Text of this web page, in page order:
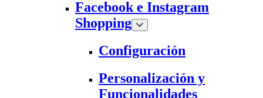
Facebook e Instagram
Shopping
Configuración
Personalización y
Funcionalidades